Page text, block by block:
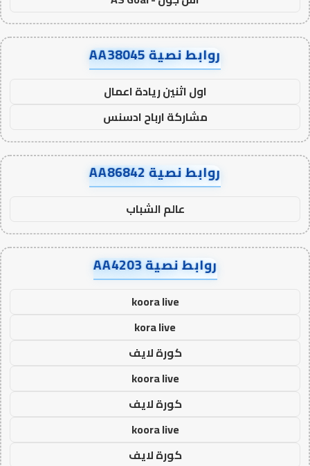
روابط نصية AA38045
اول اثنين ريادة اعمال
مشاركة ارباح ادسنس
روابط نصية AA86842
عالم الشباب
روابط نصية AA4203
koora live
kora live
كورة لايف
koora live
كورة لايف
koora live
كورة لايف